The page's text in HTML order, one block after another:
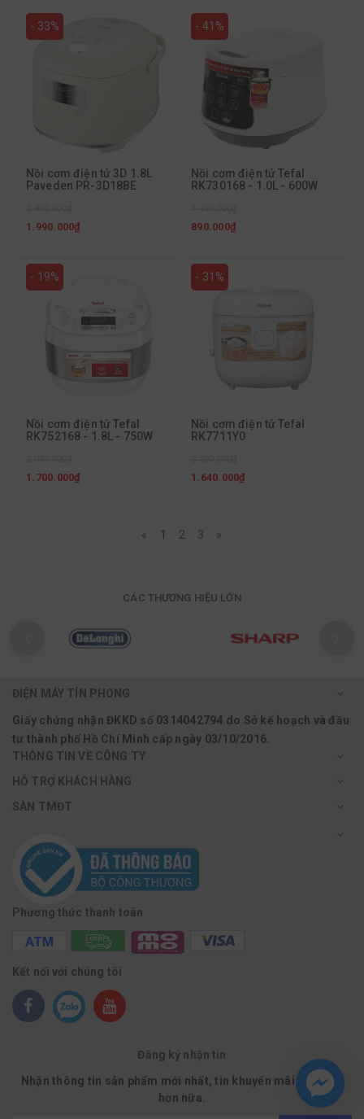
- 33%
Nồi cơm điện tử 3D 1.8L
Paveden PR-3D18BE
1.990.000₫
- 41%
Nồi cơm điện tử Tefal
RK730168 - 1.0L - 600W
890.000₫
- 19%
Nồi cơm điện tử Tefal
RK752168 - 1.8L - 750W
1.700.000₫
- 31%
Nồi cơm điện tử Tefal
RK7711Y0
1.640.000₫
« 1 2 3 »
CÁC THƯƠNG HIỆU LỚN
ĐIỆN MÁY TÍN PHONG
Giấy chứng nhận ĐKKD số 0314042794 do Sở kế hoạch và đầu
tư thành phố Hồ Chí Minh cấp ngày 03/10/2016.
THÔNG TIN VỀ CÔNG TY
HỖ TRỢ KHÁCH HÀNG
SÀN TMĐT
Phương thức thanh toán
Kết nối với chúng tôi
Đăng ký nhận tin
Nhận thông tin sản phẩm mới nhất, tin khuyến mãi và nhiều
hơn nữa.